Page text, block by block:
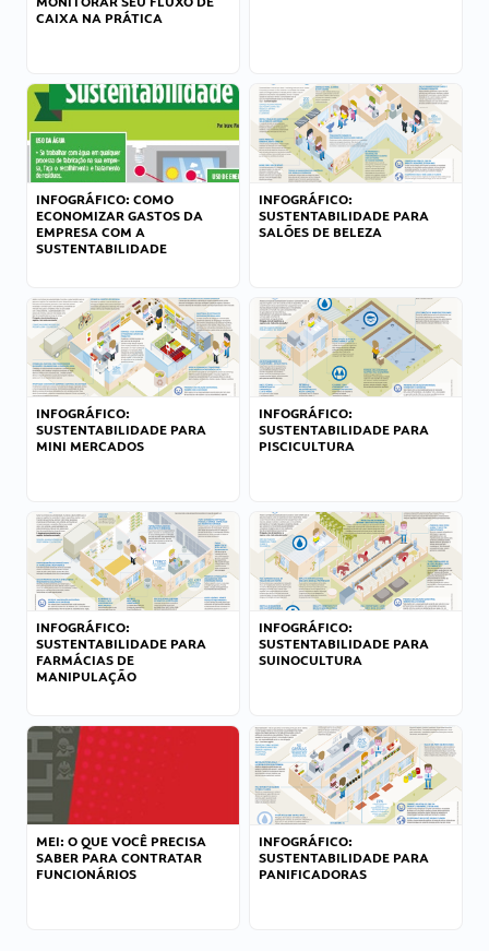
CAIXA NA PRÁTICA
INFOGRÁFICO: COMO
ECONOMIZAR GASTOS DA
EMPRESA COM A
SUSTENTABILIDADE
INFOGRÁFICO:
SUSTENTABILIDADE PARA
SALÕES DE BELEZA
INFOGRÁFICO:
SUSTENTABILIDADE PARA
MINI MERCADOS
INFOGRÁFICO:
SUSTENTABILIDADE PARA
PISCICULTURA
INFOGRÁFICO:
SUSTENTABILIDADE PARA
FARMÁCIAS DE
MANIPULAÇÃO
INFOGRÁFICO:
SUSTENTABILIDADE PARA
SUINOCULTURA
MEI: O QUE VOCÊ PRECISA
SABER PARA CONTRATAR
FUNCIONÁRIOS
INFOGRÁFICO:
SUSTENTABILIDADE PARA
PANIFICADORAS